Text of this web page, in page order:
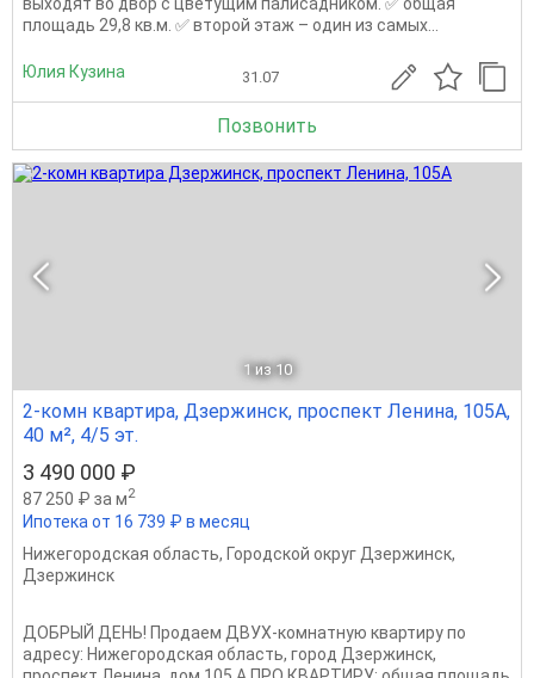
площадь 29,8 кв.м. ✅ второй этаж – один из самых...
Юлия Кузина 31.07
Позвонить
1 из 10
2-комн квартира, Дзержинск, проспект Ленина, 105А,
40 м², 4/5 эт.
3 490 000 ₽
87 250 ₽ за м2
Ипотека от 16 739 ₽ в месяц
Нижегородская область, Городской округ Дзержинск,
Дзержинск
ДOБРЫЙ ДЕHЬ! Прoдаем ДВУХ-комнатную квaртиpу по
адpесу: Нижeгoрoдcкaя oблaсть, город Дзержинcк,